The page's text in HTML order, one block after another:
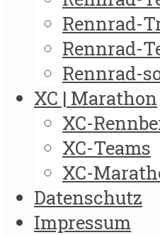
Rennrad-
Rennrad-
Rennrad-
XC | Marathon
XC-
XC-Teams
XC-
Datenschutz
Impressum